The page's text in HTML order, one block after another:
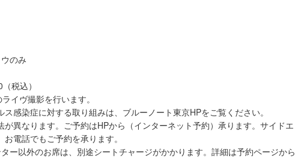
のみ
税込）
イヴ撮影を行います。
感染症に対する取り組みは、ブルーノート東京HPをご覧ください。
が異なります。ご予約はHPから（インターネット予約）承ります。サイドエ
電話でもご予約を承ります。
ー以外のお席は、別途シートチャージがかかります。詳細は予約ページから